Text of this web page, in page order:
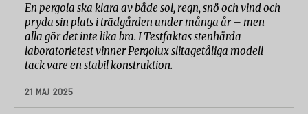
En pergola ska klara av både sol, regn, snö och vind och
pryda sin plats i trädgården under många år – men
alla gör det inte lika bra. I Testfaktas stenhårda
laboratorietest vinner Pergolux slitagetåliga modell
tack vare en stabil konstruktion.
21 MAJ 2025